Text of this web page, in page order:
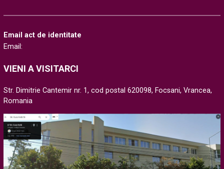
Email act de identitate
Email:
VIENI A VISITARCI
Str. Dimitrie Cantemir nr. 1, cod postal 620098, Focsani, Vrancea,
Romania